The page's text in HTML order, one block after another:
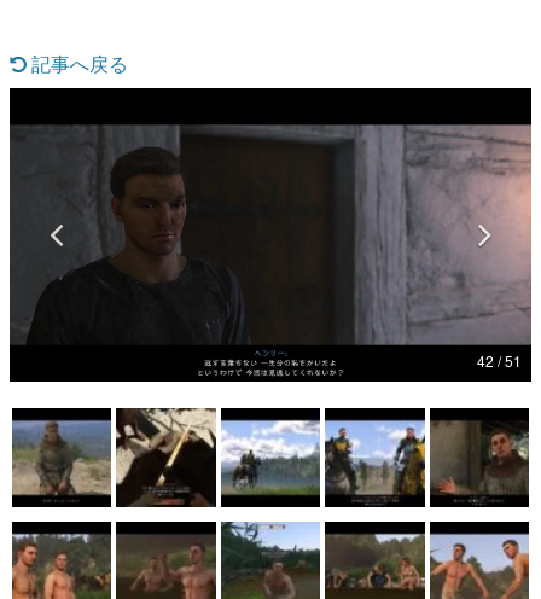
ゲームが変えた日本語
「経験値」「裏技」「ラスボス」… ゲームにまつわる言葉
の起源や用法の変遷を、コンピューター文化史研究家・タ
イニーP氏が徹底調査。
カテゴリ
女性向け
アプリレビュー
その他
電ファミニコゲーマーとは？
記事へ戻る
42 / 51